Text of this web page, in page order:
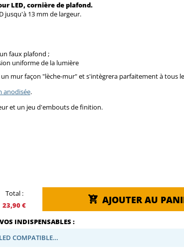
LED, cornière de plafond.
jusqu'à 13 mm de largeur.
faux plafond ;
uniforme de la lumière
mur façon "lèche-mur" et s'intègrera parfaitement à tous
anodisée.
et un jeu d'embouts de finition.
Total :
23,90 €
AJOUTER AU
INDISPENSABLES :
COMPATIBLE…